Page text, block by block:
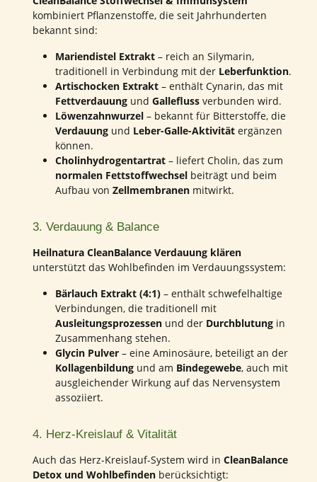
kombiniert Pflanzenstoffe, die seit Jahrhunderten
bekannt sind:
Mariendistel Extrakt – reich an Silymarin,
traditionell in Verbindung mit der Leberfunktion.
Artischocken Extrakt – enthält Cynarin, das mit
Fettverdauung und Gallefluss verbunden wird.
Löwenzahnwurzel – bekannt für Bitterstoffe, die
Verdauung und Leber-Galle-Aktivität ergänzen
können.
Cholinhydrogentartrat – liefert Cholin, das zum
normalen Fettstoffwechsel beiträgt und beim
Aufbau von Zellmembranen mitwirkt.
3. Verdauung & Balance
Heilnatura CleanBalance Verdauung klären
unterstützt das Wohlbefinden im Verdauungssystem:
Bärlauch Extrakt (4:1) – enthält schwefelhaltige
Verbindungen, die traditionell mit
Ausleitungsprozessen und der Durchblutung in
Zusammenhang stehen.
Glycin Pulver – eine Aminosäure, beteiligt an der
Kollagenbildung und am Bindegewebe, auch mit
ausgleichender Wirkung auf das Nervensystem
assoziiert.
4. Herz-Kreislauf & Vitalität
Auch das Herz-Kreislauf-System wird in CleanBalance
Detox und Wohlbefinden berücksichtigt: